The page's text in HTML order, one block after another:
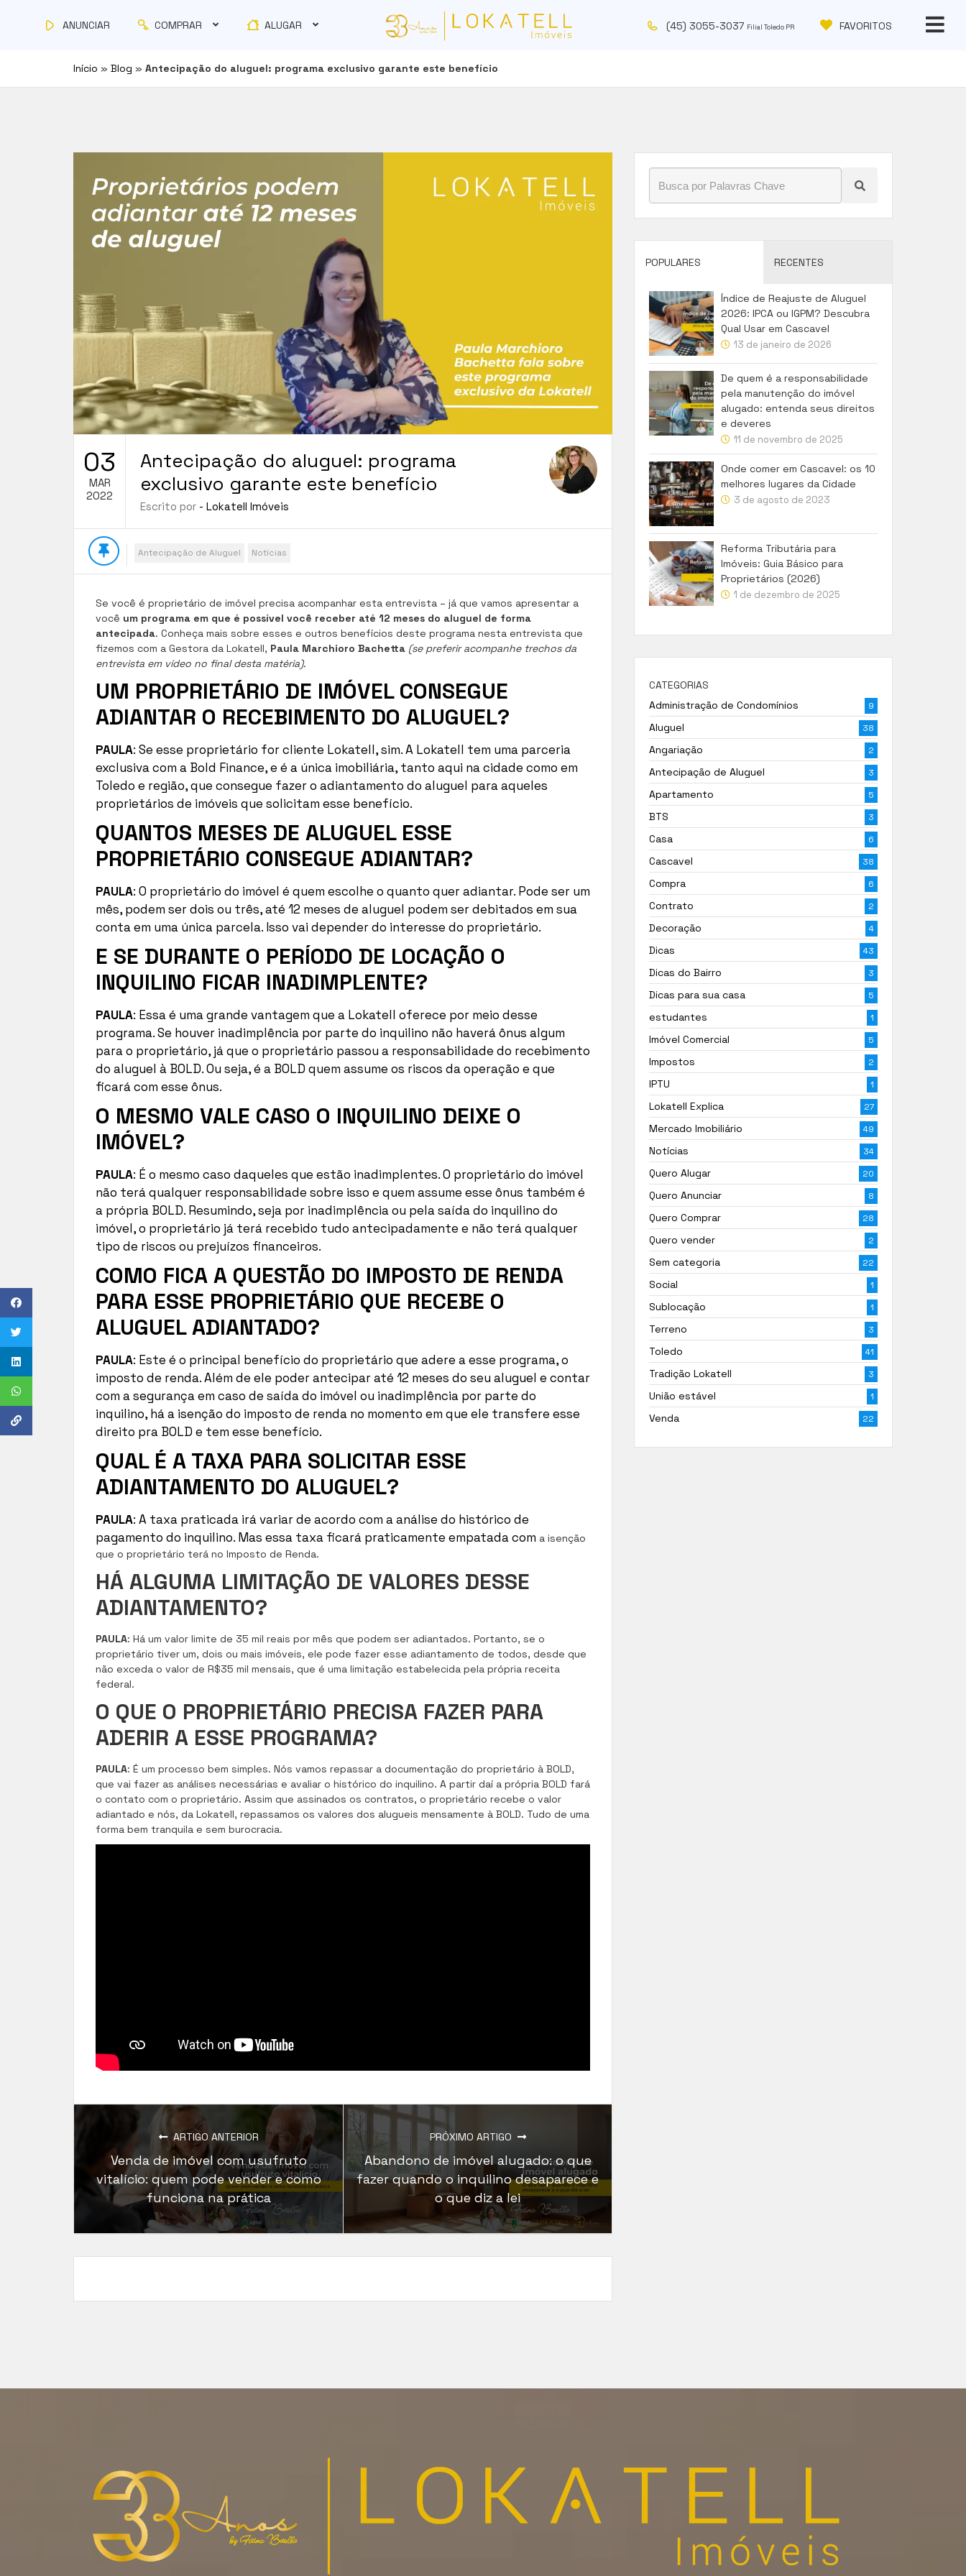
ANUNCIAR COMPRAR ALUGAR FAVORITOS
(45) 3055-3037 Filial Toledo PR
Início » Blog » Antecipação do aluguel: programa exclusivo garante este benefício
03
MAR
2022
Antecipação do aluguel: programa
exclusivo garante este benefício
Escrito por - Lokatell Imóveis
Antecipação de Aluguel Notícias
Se você é proprietário de imóvel precisa acompanhar esta entrevista – já que vamos apresentar a
você um programa em que é possível você receber até 12 meses do aluguel de forma
antecipada. Conheça mais sobre esses e outros benefícios deste programa nesta entrevista que
fizemos com a Gestora da Lokatell, Paula Marchioro Bachetta (se preferir acompanhe trechos da
entrevista em vídeo no final desta matéria).
UM PROPRIETÁRIO DE IMÓVEL CONSEGUE
ADIANTAR O RECEBIMENTO DO ALUGUEL?
PAULA: Se esse proprietário for cliente Lokatell, sim. A Lokatell tem uma parceria
exclusiva com a Bold Finance, e é a única imobiliária, tanto aqui na cidade como em
Toledo e região, que consegue fazer o adiantamento do aluguel para aqueles
proprietários de imóveis que solicitam esse benefício.
QUANTOS MESES DE ALUGUEL ESSE
PROPRIETÁRIO CONSEGUE ADIANTAR?
PAULA: O proprietário do imóvel é quem escolhe o quanto quer adiantar. Pode ser um
mês, podem ser dois ou três, até 12 meses de aluguel podem ser debitados em sua
conta em uma única parcela. Isso vai depender do interesse do proprietário.
E SE DURANTE O PERÍODO DE LOCAÇÃO O
INQUILINO FICAR INADIMPLENTE?
PAULA: Essa é uma grande vantagem que a Lokatell oferece por meio desse
programa. Se houver inadimplência por parte do inquilino não haverá ônus algum
para o proprietário, já que o proprietário passou a responsabilidade do recebimento
do aluguel à BOLD. Ou seja, é a BOLD quem assume os riscos da operação e que
ficará com esse ônus.
O MESMO VALE CASO O INQUILINO DEIXE O
IMÓVEL?
PAULA: É o mesmo caso daqueles que estão inadimplentes. O proprietário do imóvel
não terá qualquer responsabilidade sobre isso e quem assume esse ônus também é
a própria BOLD. Resumindo, seja por inadimplência ou pela saída do inquilino do
imóvel, o proprietário já terá recebido tudo antecipadamente e não terá qualquer
tipo de riscos ou prejuízos financeiros.
COMO FICA A QUESTÃO DO IMPOSTO DE RENDA
PARA ESSE PROPRIETÁRIO QUE RECEBE O
ALUGUEL ADIANTADO?
PAULA: Este é o principal benefício do proprietário que adere a esse programa, o
imposto de renda. Além de ele poder antecipar até 12 meses do seu aluguel e contar
com a segurança em caso de saída do imóvel ou inadimplência por parte do
inquilino, há a isenção do imposto de renda no momento em que ele transfere esse
direito pra BOLD e tem esse benefício.
QUAL É A TAXA PARA SOLICITAR ESSE
ADIANTAMENTO DO ALUGUEL?
PAULA: A taxa praticada irá variar de acordo com a análise do histórico de
pagamento do inquilino. Mas essa taxa ficará praticamente empatada com a isenção
que o proprietário terá no Imposto de Renda.
HÁ ALGUMA LIMITAÇÃO DE VALORES DESSE
ADIANTAMENTO?
PAULA: Há um valor limite de 35 mil reais por mês que podem ser adiantados. Portanto, se o
proprietário tiver um, dois ou mais imóveis, ele pode fazer esse adiantamento de todos, desde que
não exceda o valor de R$35 mil mensais, que é uma limitação estabelecida pela própria receita
federal.
O QUE O PROPRIETÁRIO PRECISA FAZER PARA
ADERIR A ESSE PROGRAMA?
PAULA: É um processo bem simples. Nós vamos repassar a documentação do proprietário à BOLD,
que vai fazer as análises necessárias e avaliar o histórico do inquilino. A partir daí a própria BOLD fará
o contato com o proprietário. Assim que assinados os contratos, o proprietário recebe o valor
adiantado e nós, da Lokatell, repassamos os valores dos alugueis mensamente à BOLD. Tudo de uma
forma bem tranquila e sem burocracia.
ARTIGO ANTERIOR
Venda de imóvel com usufruto
vitalício: quem pode vender e como
funciona na prática
PRÓXIMO ARTIGO
Abandono de imóvel alugado: o que
fazer quando o inquilino desaparece e
o que diz a lei
POPULARES RECENTES
Índice de Reajuste de Aluguel
2026: IPCA ou IGPM? Descubra
Qual Usar em Cascavel
13 de janeiro de 2026
De quem é a responsabilidade
pela manutenção do imóvel
alugado: entenda seus direitos
e deveres
11 de novembro de 2025
Onde comer em Cascavel: os 10
melhores lugares da Cidade
3 de agosto de 2023
Reforma Tributária para
Imóveis: Guia Básico para
Proprietários (2026)
1 de dezembro de 2025
CATEGORIAS
Administração de Condomínios
9
Aluguel 38
Angariação 2
Antecipação de Aluguel 3
Apartamento 5
BTS 3
Casa 6
Cascavel 38
Compra 6
Contrato 2
Decoração 4
Dicas 43
Dicas do Bairro 3
Dicas para sua casa 5
estudantes 1
Imóvel Comercial 5
Impostos 2
IPTU 1
Lokatell Explica 27
Mercado Imobiliário 49
Notícias 34
Quero Alugar 20
Quero Anunciar 8
Quero Comprar 28
Quero vender 2
Sem categoria 22
Social 1
Sublocação 1
Terreno 3
Toledo 41
Tradição Lokatell 3
União estável 1
Venda 22